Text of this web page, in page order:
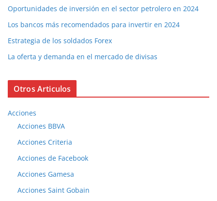
Oportunidades de inversión en el sector petrolero en 2024
Los bancos más recomendados para invertir en 2024
Estrategia de los soldados Forex
La oferta y demanda en el mercado de divisas
Otros Articulos
Acciones
Acciones BBVA
Acciones Criteria
Acciones de Facebook
Acciones Gamesa
Acciones Saint Gobain